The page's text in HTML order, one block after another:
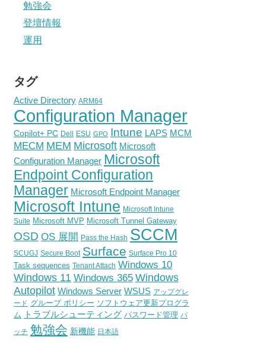
勉強会
登壇情報
運用
タグ
Active Directory ARM64
Configuration Manager
Copilot+ PC Dell ESU GPO Intune LAPS MCM
MECM MEM Microsoft Microsoft
Configuration Manager Microsoft
Endpoint Configuration
Manager Microsoft Endpoint Manager
Microsoft Intune Microsoft Intune
Suite Microsoft MVP Microsoft Tunnel Gateway
OSD OS 展開 Pass the Hash SCCM
SCUGJ Secure Boot Surface Surface Pro 10
Task sequences Tenant Attach Windows 10
Windows 11 Windows 365 Windows
Autopilot Windows Server WSUS アップグレ
ード グループ ポリシー ソフトウェア更新プログラ
ム
トラブルシューティング パスワード管理 パ
ッチ 勉強会 新機能 日本語